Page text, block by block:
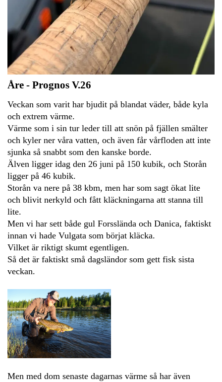
Åre - Prognos V.26
Veckan som varit har bjudit på blandat väder, både kyla
och extrem värme.
Värme som i sin tur leder till att snön på fjällen smälter
och kyler ner våra vatten, och även får vårfloden att inte
sjunka så snabbt som den kanske borde.
Älven ligger idag den 26 juni på 150 kubik, och Storån
ligger på 46 kubik.
Storån va nere på 38 kbm, men har som sagt ökat lite
och blivit nerkyld och fått kläckningarna att stanna till
lite.
Men vi har sett både gul Forsslända och Danica, faktiskt
innan vi hade Vulgata som börjat kläcka.
Vilket är riktigt skumt egentligen.
Så det är faktiskt små dagsländor som gett fisk sista
veckan.
Men med dom senaste dagarnas värme så har även